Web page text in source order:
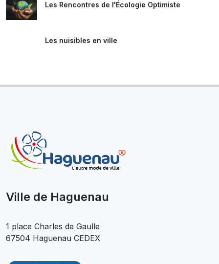
Les Rencontres de l'Écologie Optimiste
Les nuisibles en ville
Ville de Haguenau
1 place Charles de Gaulle
67504 Haguenau CEDEX